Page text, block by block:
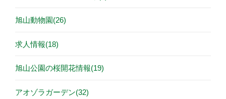
旭山動物園(26)
求人情報(18)
旭山公園の桜開花情報(19)
アオゾラガーデン(32)